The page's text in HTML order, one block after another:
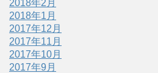
2018年2月
2018年1月
2017年12月
2017年11月
2017年10月
2017年9月